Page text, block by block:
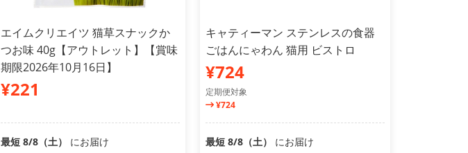
エイムクリエイツ 猫草スナックか
つお味 40g【アウトレット】【賞味
期限2026年10月16日】
¥221
最短 8/8（土） にお届け
キャティーマン ステンレスの食器
ごはんにゃわん 猫用 ビストロ
¥724
定期便対象
¥724
最短 8/8（土） にお届け